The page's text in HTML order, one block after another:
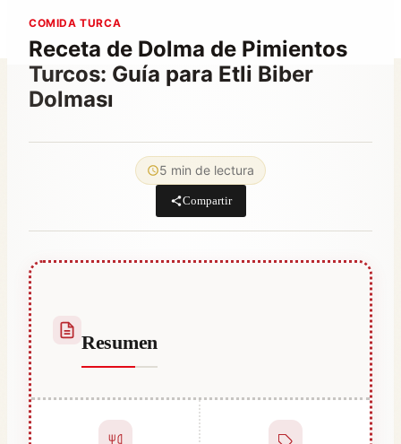
COMIDA TURCA
Receta de Dolma de Pimientos
Turcos: Guía para Etli Biber
Dolması
5 min de lectura
Compartir
Resumen